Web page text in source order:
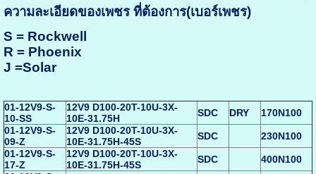
ความละเอียดของเพชร ที่ต้องการ(เบอร์เพชร)
S = Rockwell
R = Phoenix
J =Solar
01-12V9-S-
10-SS
12V9 D100-20T-10U-3X-
10E-31.75H
SDC DRY
170N100
01-12V9-S-
09-Z
12V9 D100-20T-10U-3X-
10E-31.75H-45S
SDC
230N100
01-12V9-S-
17-Z
12V9 D100-20T-10U-3X-
10E-31.75H-45S
SDC
400N100